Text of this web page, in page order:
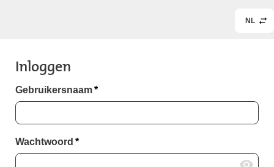
NL
Inloggen
Gebruikersnaam*
Wachtwoord *